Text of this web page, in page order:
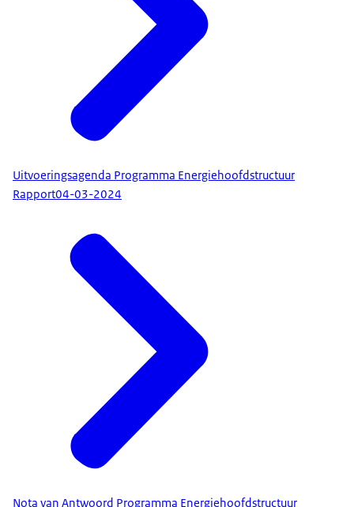
Uitvoeringsagenda Programma Energiehoofdstructuur
Rapport04-03-2024
Nota van Antwoord Programma Energiehoofdstructuur